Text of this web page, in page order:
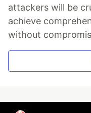
attackers will be
achieve
without